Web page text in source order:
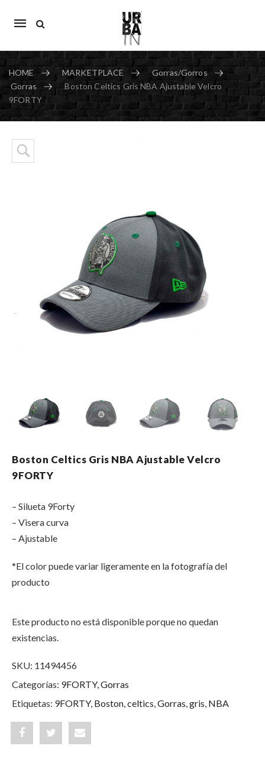
Mobile
HOME MARKETPLACE
Gorras/Gorros
Gorras
Boston Celtics Gris NBA Ajustable Velcro
9FORTY
Skip to content
Boston Celtics Gris NBA Ajustable Velcro
9FORTY
– Silueta 9Forty
– Visera curva
– Ajustable
*El color puede variar ligeramente en la fotografía del
producto
Este producto no está disponible porque no quedan
existencias.
SKU: 11494456
Categorías: 9FORTY,Gorras
Etiquetas: 9FORTY, Boston,celtics,Gorras,gris, NBA
Share Post Share